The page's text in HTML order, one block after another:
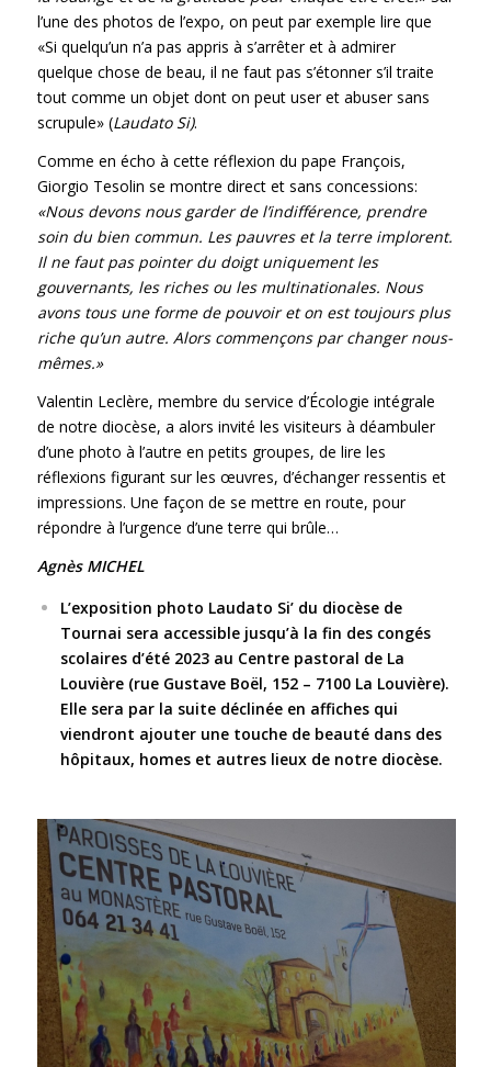
l’une des photos de l’expo, on peut par exemple lire que
«Si quelqu’un n’a pas appris à s’arrêter et à admirer
quelque chose de beau, il ne faut pas s’étonner s’il traite
tout comme un objet dont on peut user et abuser sans
scrupule» (Laudato Si).
Comme en écho à cette réflexion du pape François,
Giorgio Tesolin se montre direct et sans concessions:
«Nous devons nous garder de l’indifférence, prendre
soin du bien commun. Les pauvres et la terre implorent.
Il ne faut pas pointer du doigt uniquement les
gouvernants, les riches ou les multinationales. Nous
avons tous une forme de pouvoir et on est toujours plus
riche qu’un autre. Alors commençons par changer nous-
mêmes.»
Valentin Leclère, membre du service d’Écologie intégrale
de notre diocèse, a alors invité les visiteurs à déambuler
d’une photo à l’autre en petits groupes, de lire les
réflexions figurant sur les œuvres, d’échanger ressentis et
impressions. Une façon de se mettre en route, pour
répondre à l’urgence d’une terre qui brûle…
Agnès MICHEL
L’exposition photo Laudato Si’ du diocèse de
Tournai sera accessible jusqu’à la fin des congés
scolaires d’été 2023 au Centre pastoral de La
Louvière (rue Gustave Boël, 152 – 7100 La Louvière).
Elle sera par la suite déclinée en affiches qui
viendront ajouter une touche de beauté dans des
hôpitaux, homes et autres lieux de notre diocèse.